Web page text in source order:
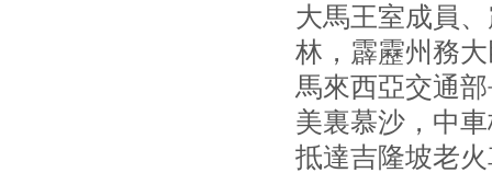
大馬王室成員
林，霹靂州務
馬來西亞交通
美裏慕沙，中
抵達吉隆坡老